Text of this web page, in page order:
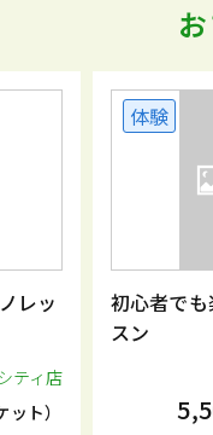
レッ
ティ店
ト）
体験
初心者で
スン